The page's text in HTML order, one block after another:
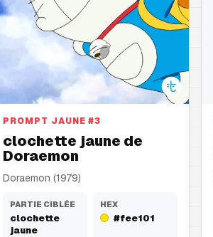
clochette jaune
PROMPT JAUNE #3
clochette jaune de
Doraemon
Doraemon (1979)
PARTIE CIBLÉE
clochette
jaune
HEX
#fee101